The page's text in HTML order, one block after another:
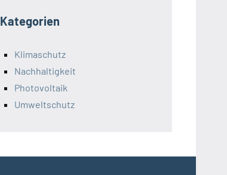
Kategorien
Klimaschutz
Nachhaltigkeit
Photovoltaik
Umweltschutz